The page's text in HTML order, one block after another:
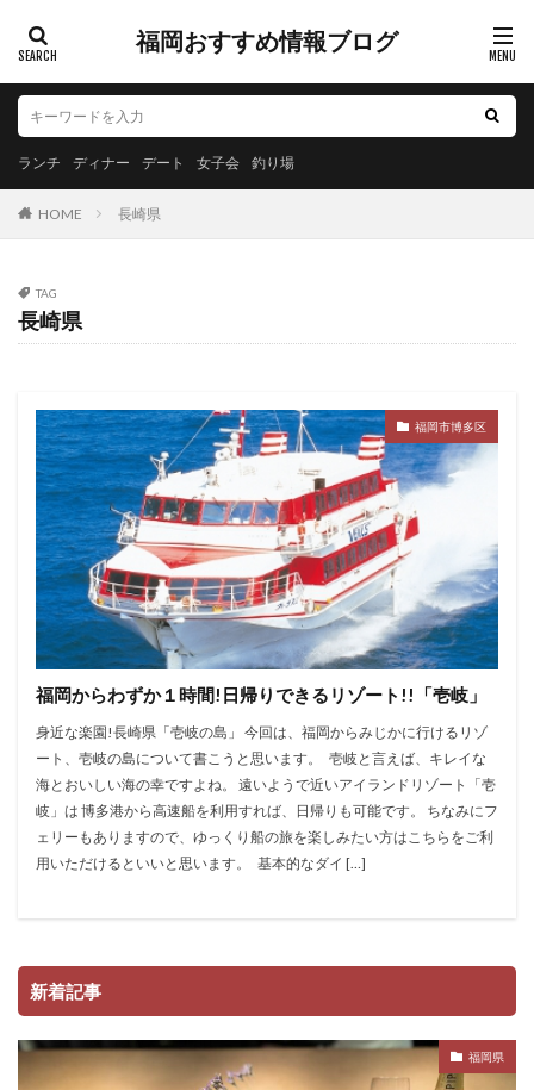
福岡おすすめ情報ブログ
ランチ ディナー デート 女子会 釣り場
HOME 長崎県
TAG
長崎県
福岡市博多区
福岡からわずか１時間!日帰りできるリゾート!!「壱岐」
身近な楽園!長崎県「壱岐の島」 今回は、福岡からみじかに行けるリゾ
ート、壱岐の島について書こうと思います。 壱岐と言えば、キレイな
海とおいしい海の幸ですよね。 遠いようで近いアイランドリゾート「壱
岐」は 博多港から高速船を利用すれば、日帰りも可能です。 ちなみにフ
ェリーもありますので、ゆっくり船の旅を楽しみたい方はこちらをご利
用いただけるといいと思います。 基本的なダイ […]
新着記事
福岡県